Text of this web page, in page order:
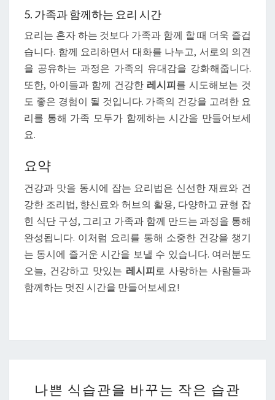
5. 가족과 함께하는 요리 시간
요리는 혼자 하는 것보다 가족과 함께 할 때 더욱 즐겁
습니다. 함께 요리하면서 대화를 나누고, 서로의 의견
을 공유하는 과정은 가족의 유대감을 강화해줍니다.
또한, 아이들과 함께 건강한 레시피를 시도해보는 것
도 좋은 경험이 될 것입니다. 가족의 건강을 고려한 요
리를 통해 가족 모두가 함께하는 시간을 만들어보세
요.
요약
건강과 맛을 동시에 잡는 요리법은 신선한 재료와 건
강한 조리법, 향신료와 허브의 활용, 다양하고 균형 잡
힌 식단 구성, 그리고 가족과 함께 만드는 과정을 통해
완성됩니다. 이처럼 요리를 통해 소중한 건강을 챙기
는 동시에 즐거운 시간을 보낼 수 있습니다. 여러분도
오늘, 건강하고 맛있는 레시피로 사랑하는 사람들과
함께하는 멋진 시간을 만들어보세요!
쁜
나쁜 식습관을 바꾸는 작은 습관